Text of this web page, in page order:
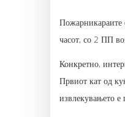
Пожарникараите
часот, со 2 ПП
Конкретно,
Првиот кат од
извлекувањето